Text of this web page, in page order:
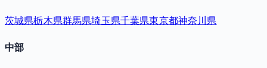
茨城県栃木県群馬県埼玉県千葉県東京都神奈川県
中部